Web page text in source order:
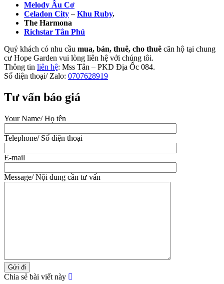
Melody Âu Cơ
Celadon City–Khu Ruby.
The Harmona
Richstar Tân Phú
Quý khách có nhu cầu mua, bán, thuê, cho thuê căn hộ tại chung
cư Hope Garden vui lòng liên hệ với chúng tôi.
Thông tin liên hệ: Mss Tân – PKD Địa Ốc 084.
Số điện thoại/ Zalo: 0707628919
Tư vấn báo giá
Your Name/ Họ tên
Telephone/ Số điện thoại
E-mail
Message/ Nội dung cần tư vấn
Chia sẻ bài viết này